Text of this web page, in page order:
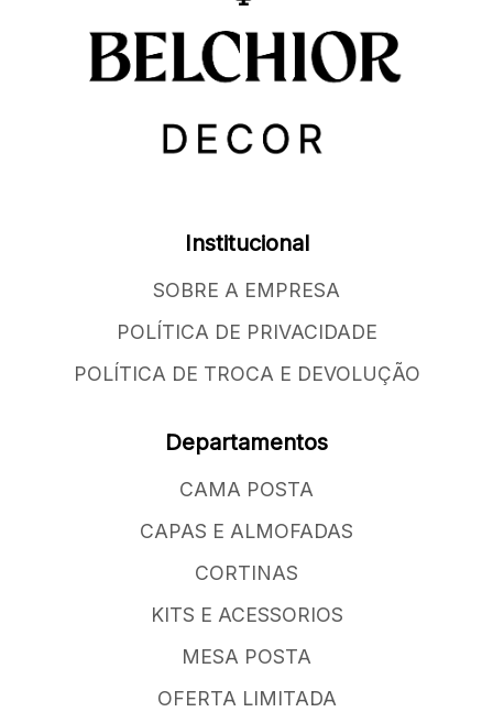
Institucional
SOBRE A EMPRESA
POLÍTICA DE PRIVACIDADE
POLÍTICA DE TROCA E DEVOLUÇÃO
Departamentos
CAMA POSTA
CAPAS E ALMOFADAS
CORTINAS
KITS E ACESSORIOS
MESA POSTA
OFERTA LIMITADA